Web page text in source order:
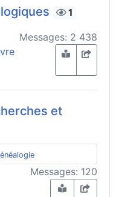
1
Messages: 2 438
et
Messages: 120